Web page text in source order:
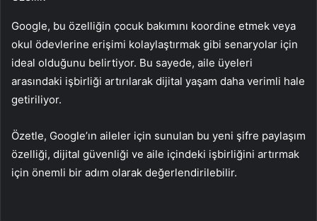
Google, bu özelliğin çocuk bakımını koordine etmek veya
okul ödevlerine erişimi kolaylaştırmak gibi senaryolar için
ideal olduğunu belirtiyor. Bu sayede, aile üyeleri
arasındaki işbirliği artırılarak dijital yaşam daha verimli hale
getiriliyor.
Özetle, Google’ın aileler için sunulan bu yeni şifre paylaşım
özelliği, dijital güvenliği ve aile içindeki işbirliğini artırmak
için önemli bir adım olarak değerlendirilebilir.